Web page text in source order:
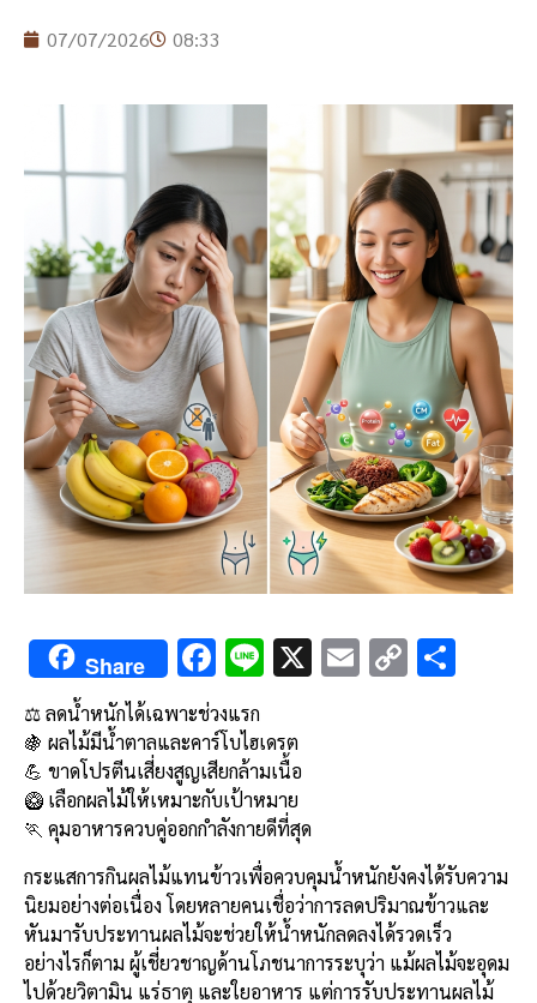
07/07/2026 08:33
Share F
e
b
o
o
k
Li
e
X E C
⚖️ ลดน้ำหนักได้เฉพาะช่วงแรก
🍇 ผลไม้มีน้ำตาลและคาร์โบไฮเดรต
💪 ขาดโปรตีนเสี่ยงสูญเสียกล้ามเนื้อ
🥝 เลือกผลไม้ให้เหมาะกับเป้าหมาย
🏃 คุมอาหารควบคู่ออกกำลังกายดีที่สุด
กระแสการกินผลไม้แทนข้าวเพื่อควบคุมน้ำหนักยังคงได้รับความ
นิยมอย่างต่อเนื่อง โดยหลายคนเชื่อว่าการลดปริมาณข้าวและ
หันมารับประทานผลไม้จะช่วยให้น้ำหนักลดลงได้รวดเร็ว
อย่างไรก็ตาม ผู้เชี่ยวชาญด้านโภชนาการระบุว่า แม้ผลไม้จะอุดม
ไปด้วยวิตามิน แร่ธาตุ และใยอาหาร แต่การรับประทานผลไม้